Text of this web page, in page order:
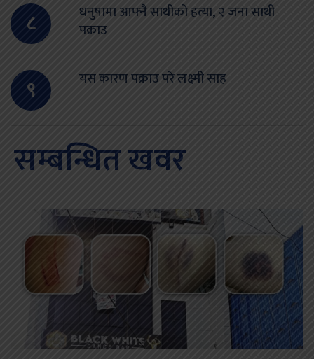
८
धनुषामा आफ्नै साथीको हत्या, २ जना साथी
पक्राउ
९ यस कारण पक्राउ परे लक्ष्मी साह
सम्बन्धित खवर